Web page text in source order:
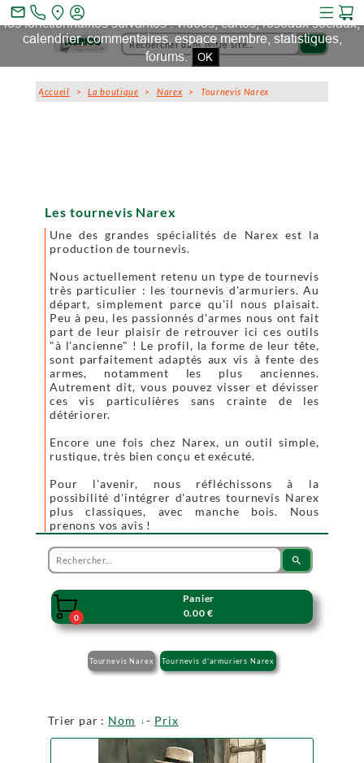
search
Accueil >La boutique >Narex > Tournevis Narex
Les tournevis Narex
Une des grandes spécialités de Narex est la
production de tournevis.
Nous actuellement retenu un type de tournevis
très particulier : les tournevis d'armuriers. Au
départ, simplement parce qu'il nous plaisait.
Peu à peu, les passionnés d'armes nous ont fait
part de leur plaisir de retrouver ici ces outils
"à l'ancienne" ! Le profil, la forme de leur tête,
sont parfaitement adaptés aux vis à fente des
armes, notamment les plus anciennes.
Autrement dit, vous pouvez visser et dévisser
ces vis particulières sans crainte de les
détériorer.
Encore une fois chez Narex, un outil simple,
rustique, très bien conçu et exécuté.
Pour l'avenir, nous réfléchissons à la
possibilité d'intégrer d'autres tournevis Narex
plus classiques, avec manche bois. Nous
prenons vos avis !
search

0
Panier
0.00 €
Tournevis Narex Tournevis d'armuriers Narex
Trier par : Nom - Prix
mail_outline
Ce site et des sites tiers qu'il utilise collectent des cookies pour
les fonctionnalités suivantes : vidéos, cartes, réseaux sociaux,
calendrier, commentaires, espace membre, statistiques,
forums. OK